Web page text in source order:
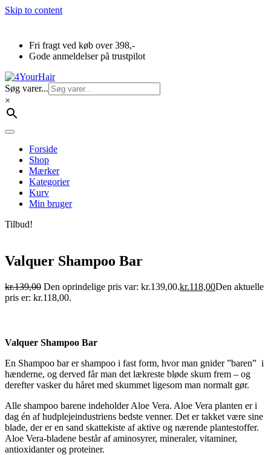
Skip to content
Fri fragt ved køb over 398,-
Gode anmeldelser på trustpilot
Søg varer...
×
Forside
Shop
Mærker
Kategorier
Kurv
Min bruger
Tilbud!
Valquer Shampoo Bar
kr.139,00 Den oprindelige pris var: kr.139,00.kr.118,00Den aktuelle
pris er: kr.118,00.
Valquer Shampoo Bar
En Shampoo bar er shampoo i fast form, hvor man gnider ”baren” i
hænderne, og derved får man det lækreste bløde skum frem – og
derefter vasker du håret med skummet ligesom man normalt gør.
Alle shampoo barene indeholder Aloe Vera. Aloe Vera planten er i
dag én af hudplejeindustriens bedste venner. Det er takket være sine
blade, der er en sand skattekiste af aktive og nærende plantestoffer.
Aloe Vera-bladene består af aminosyrer, mineraler, vitaminer,
antioxidanter og proteiner.